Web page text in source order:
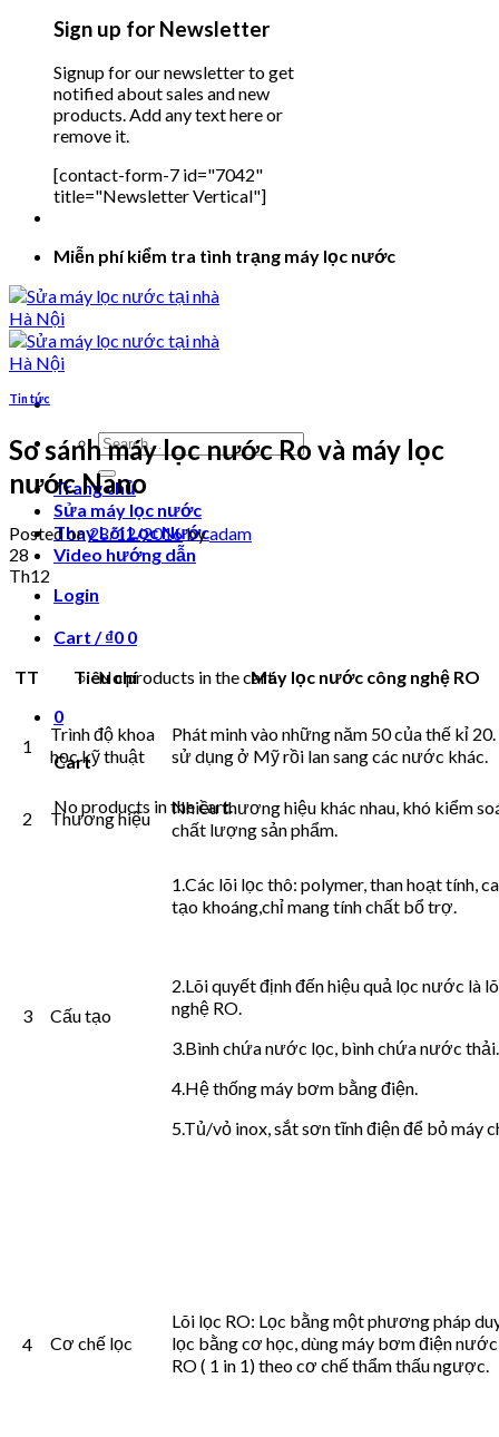
Sign up for Newsletter
Signup for our newsletter to get
notified about sales and new
products. Add any text here or
remove it.
[contact-form-7 id="7042"
title="Newsletter Vertical"]
Miễn phí kiểm tra tình trạng máy lọc nước
Search
for:
Trang chủ
Sửa máy lọc nước
Thay Lõi Lọc Nước
Video hướng dẫn
Login
Cart /₫0 0
No products in the cart.
0
Cart
No products in the cart.
Tin tức
So sánh máy lọc nước Ro và máy lọc
nước Nano
Posted on28/12/2016byadam
28
Th12
TT Tiêu chí Máy lọc nước công nghệ RO
1
Trình độ khoa
học kỹ thuật
Phát minh vào những năm 50 của thế kỉ
sử dụng ở Mỹ rồi lan sang các nước khác.
2 Thương hiệu
Nhiều thương hiệu khác nhau, khó kiểm
chất lượng sản phẩm.
3 Cấu tạo
1.Các lõi lọc thô: polymer, than hoạt tính,
tạo khoáng,chỉ mang tính chất bổ trợ.
2.Lõi quyết định đến hiệu quả lọc nước là
nghệ RO.
3.Bình chứa nước lọc, bình chứa nước thải.
4.Hệ thống máy bơm bằng điện.
5.Tủ/vỏ inox, sắt sơn tĩnh điện để bỏ máy
4 Cơ chế lọc
Lõi lọc RO: Lọc bằng một phương pháp
lọc bằng cơ học, dùng máy bơm điện
RO ( 1 in 1) theo cơ chế thẩm thấu ngược.